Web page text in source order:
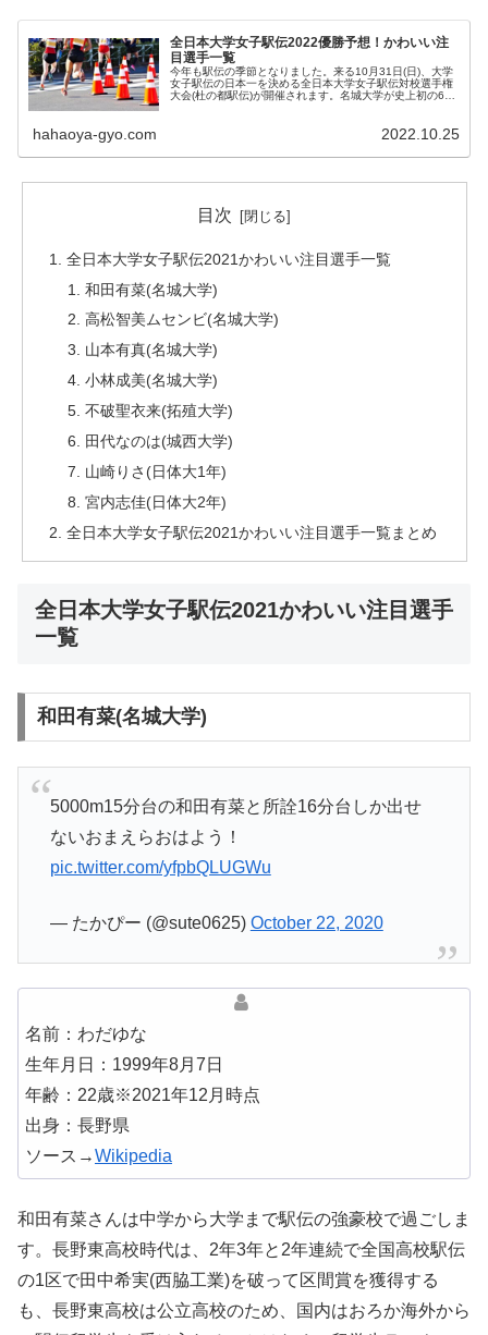
全日本大学女子駅伝2022優勝予想！かわいい注
目選手一覧
今年も駅伝の季節となりました。来る10月31日(日)、大学
女子駅伝の日本一を決める全日本大学女子駅伝対校選手権
大会(杜の都駅伝)が開催されます。名城大学が史上初の6連
hahaoya-gyo.com 2022.10.25
目次
全日本大学女子駅伝2021かわいい注目選手一覧
和田有菜(名城大学)
高松智美ムセンビ(名城大学)
山本有真(名城大学)
小林成美(名城大学)
不破聖衣来(拓殖大学)
田代なのは(城西大学)
山崎りさ(日体大1年)
宮内志佳(日体大2年)
全日本大学女子駅伝2021かわいい注目選手一覧まとめ
全日本大学女子駅伝2021かわいい注目選手
一覧
和田有菜(名城大学)
5000m15分台の和田有菜と所詮16分台しか出せ
ないおまえらおはよう！
pic.twitter.com/yfpbQLUGWu
— たかぴー (@sute0625) October 22, 2020
名前：わだゆな
生年月日：1999年8月7日
年齢：22歳※2021年12月時点
出身：長野県
ソース→Wikipedia
和田有菜さんは中学から大学まで駅伝の強豪校で過ごしま
す。長野東高校時代は、2年3年と2年連続で全国高校駅伝
の1区で田中希実(西脇工業)を破って区間賞を獲得する
も、長野東高校は公立高校のため、国内はおろか海外から